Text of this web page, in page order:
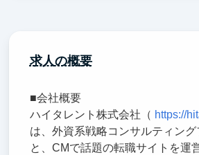
求人の概要
■会社概要
ハイタレント株式会社（ https://
は、外資系戦略コンサルティン
と、CMで話題の転職サイトを運